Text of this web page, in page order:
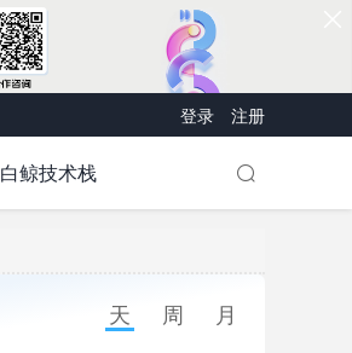
登录 注册
白鲸技术栈
天 周 月